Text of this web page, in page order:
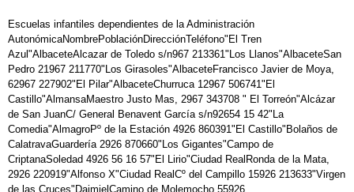
Escuelas infantiles dependientes de la Administración
AutonómicaNombrePoblaciónDirecciónTeléfono"El Tren
Azul"AlbaceteAlcazar de Toledo s/n967 213361"Los Llanos"AlbaceteSan
Pedro 21967 211770"Los Girasoles"AlbaceteFrancisco Javier de Moya,
62967 227902"El Pilar"AlbaceteChurruca 12967 506741"El
Castillo"AlmansaMaestro Justo Mas, 2967 343708 " El Torreón"Alcázar
de San JuanC/ General Benavent García s/n92654 15 42"La
Comedia"AlmagroPº de la Estación 4926 860391"El Castillo"Bolaños de
CalatravaGuardería 2926 870660"Los Gigantes"Campo de
CriptanaSoledad 4926 56 16 57"El Lirio"Ciudad RealRonda de la Mata,
2926 220919"Alfonso X"Ciudad RealCº del Campillo 15926 213633"Virgen
de las Cruces"DaimielCamino de Molemocho 55926